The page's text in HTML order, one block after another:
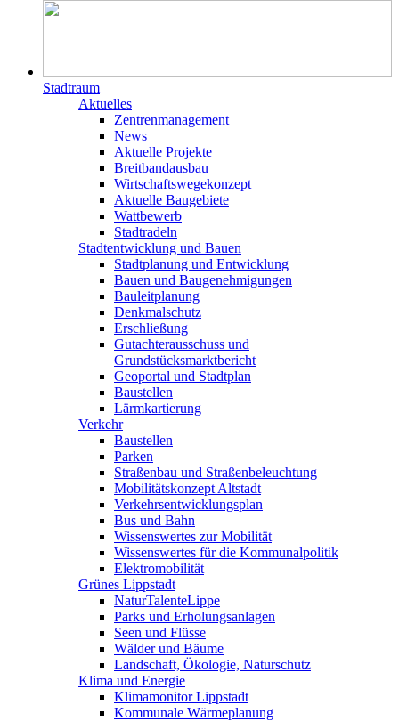
Stadtraum
Aktuelles
Zentrenmanagement
News
Aktuelle Projekte
Breitbandausbau
Wirtschaftswegekonzept
Aktuelle Baugebiete
Wattbewerb
Stadtradeln
Stadtentwicklung und Bauen
Stadtplanung und Entwicklung
Bauen und Baugenehmigungen
Bauleitplanung
Denkmalschutz
Erschließung
Gutachterausschuss und
Grundstücksmarktbericht
Geoportal und Stadtplan
Baustellen
Lärmkartierung
Verkehr
Baustellen
Parken
Straßenbau und Straßenbeleuchtung
Mobilitätskonzept Altstadt
Verkehrsentwicklungsplan
Bus und Bahn
Wissenswertes zur Mobilität
Wissenswertes für die Kommunalpolitik
Elektromobilität
Grünes Lippstadt
NaturTalenteLippe
Parks und Erholungsanlagen
Seen und Flüsse
Wälder und Bäume
Landschaft, Ökologie, Naturschutz
Klima und Energie
Klimamonitor Lippstadt
Kommunale Wärmeplanung